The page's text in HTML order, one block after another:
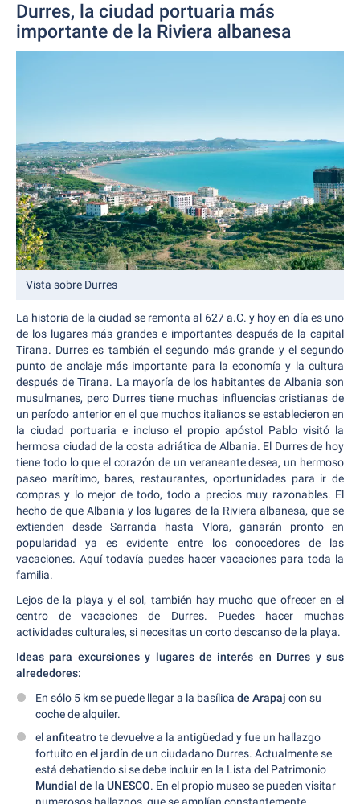
Durres, la ciudad portuaria más
importante de la Riviera albanesa
Vista sobre Durres
La historia de la ciudad se remonta al 627 a.C. y hoy en día es uno
de los lugares más grandes e importantes después de la capital
Tirana. Durres es también el segundo más grande y el segundo
punto de anclaje más importante para la economía y la cultura
después de Tirana. La mayoría de los habitantes de Albania son
musulmanes, pero Durres tiene muchas influencias cristianas de
un período anterior en el que muchos italianos se establecieron en
la ciudad portuaria e incluso el propio apóstol Pablo visitó la
hermosa ciudad de la costa adriática de Albania. El Durres de hoy
tiene todo lo que el corazón de un veraneante desea, un hermoso
paseo marítimo, bares, restaurantes, oportunidades para ir de
compras y lo mejor de todo, todo a precios muy razonables. El
hecho de que Albania y los lugares de la Riviera albanesa, que se
extienden desde Sarranda hasta Vlora, ganarán pronto en
popularidad ya es evidente entre los conocedores de las
vacaciones. Aquí todavía puedes hacer vacaciones para toda la
familia.
Lejos de la playa y el sol, también hay mucho que ofrecer en el
centro de vacaciones de Durres. Puedes hacer muchas
actividades culturales, si necesitas un corto descanso de la playa.
Ideas para excursiones y lugares de interés en Durres y sus
alrededores:
En sólo 5 km se puede llegar a la basílica de Arapaj con su
coche de alquiler.
elanfiteatrote devuelve a la antigüedad y fue un hallazgo
fortuito en el jardín de un ciudadano Durres. Actualmente se
está debatiendo si se debe incluir en la Lista del Patrimonio
Mundial de la UNESCO. En el propio museo se pueden visitar
numerosos hallazgos, que se amplían constantemente.